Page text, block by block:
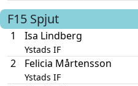
F15 Spjut
1
Isa Lindberg
Ystads IF
2 Felicia Mårtensson
Ystads IF